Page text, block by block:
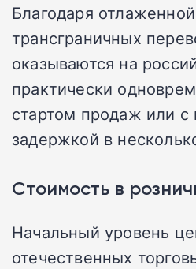
Благодаря
трансграничных
оказываются на
практически
стартом продаж или
задержкой в
Стоимость в
Начальный уровень
отечественных